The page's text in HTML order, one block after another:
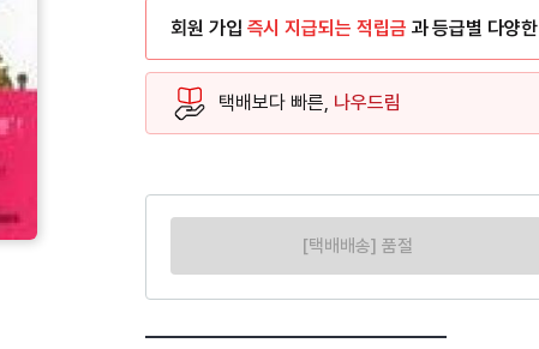
회원 가입 즉시 지급되는 적립금 과 등급별 다양한
택배보다 빠른, 나우드림
[택배배송] 품절